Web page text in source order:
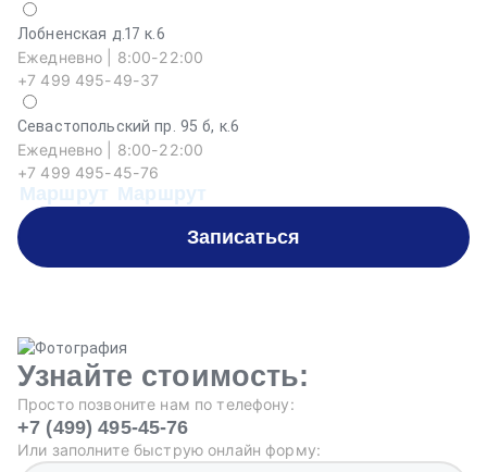
Лобненская д.17 к.6
Ежедневно | 8:00-22:00
+7 499 495-49-37
Севастопольский пр. 95 б, к.6
Ежедневно | 8:00-22:00
+7 499 495-45-76
Маршрут Маршрут
Записаться
Узнайте стоимость:
Просто позвоните нам по телефону:
+7 (499) 495-45-76
Или заполните быструю онлайн форму: